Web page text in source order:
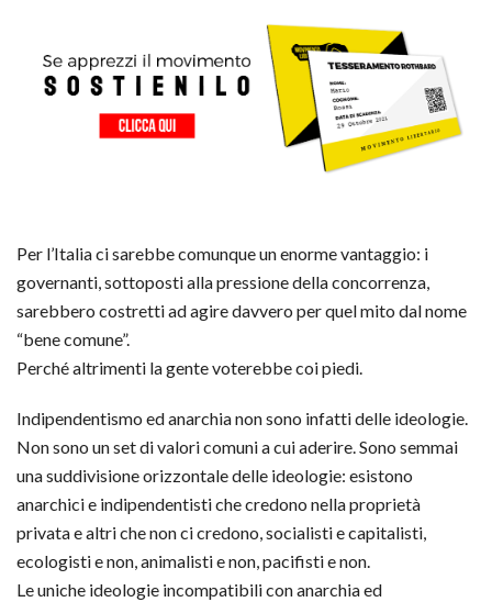
Per l’Italia ci sarebbe comunque un enorme vantaggio: i
governanti, sottoposti alla pressione della concorrenza,
sarebbero costretti ad agire davvero per quel mito dal nome
“bene comune”.
Perché altrimenti la gente voterebbe coi piedi.
Indipendentismo ed anarchia non sono infatti delle ideologie.
Non sono un set di valori comuni a cui aderire. Sono semmai
una suddivisione orizzontale delle ideologie: esistono
anarchici e indipendentisti che credono nella proprietà
privata e altri che non ci credono, socialisti e capitalisti,
ecologisti e non, animalisti e non, pacifisti e non.
Le uniche ideologie incompatibili con anarchia ed